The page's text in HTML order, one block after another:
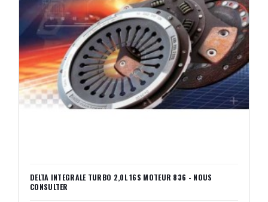
DELTA INTEGRALE TURBO 2,0L 16S MOTEUR 836 - NOUS
CONSULTER